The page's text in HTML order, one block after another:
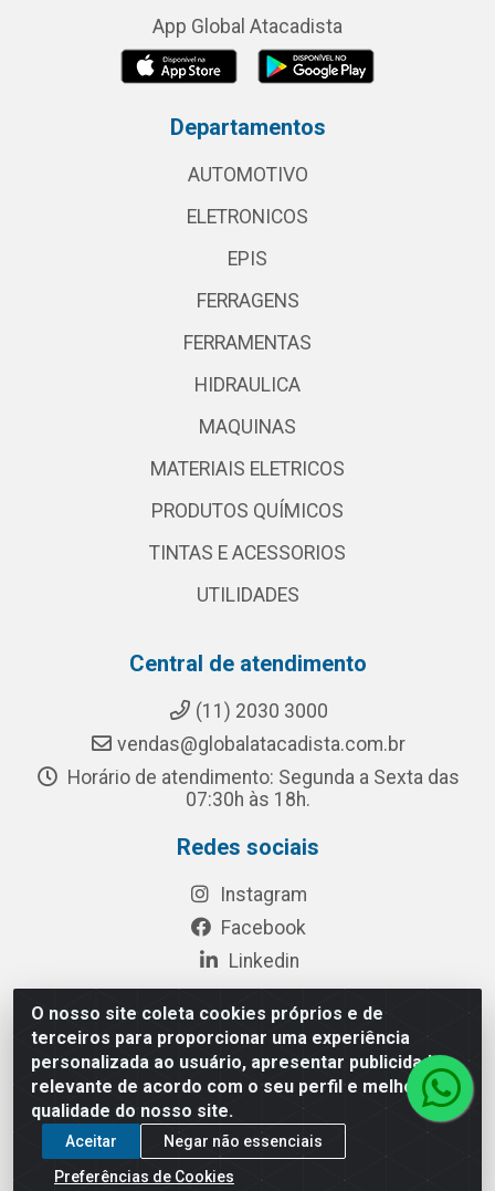
O nosso site coleta cookies próprios e de
terceiros para proporcionar uma experiência
personalizada ao usuário, apresentar publicidade
relevante de acordo com o seu perfil e melhorar a
qualidade do nosso site.
Aceitar
Negar não essenciais
Preferências de Cookies
App Global Atacadista
Departamentos
AUTOMOTIVO
ELETRONICOS
EPIS
FERRAGENS
FERRAMENTAS
HIDRAULICA
MAQUINAS
MATERIAIS ELETRICOS
PRODUTOS QUÍMICOS
TINTAS E ACESSORIOS
UTILIDADES
Central de atendimento
(11) 2030 3000
vendas@globalatacadista.com.br
Horário de atendimento: Segunda a Sexta das
07:30h às 18h.
Redes sociais
Instagram
Facebook
Linkedin
Rua Chipuê, 117 - S. Miguel Paulista São Paulo/SP - CEP
08010-260- CNPJ: 03.010.739/0001-72